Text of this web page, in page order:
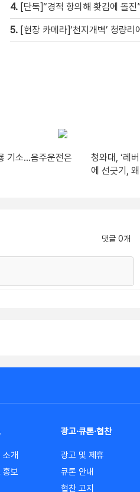
4. [단독]“경적 항의해 홧김에 돌진
5. [현장 카메라]‘천지개벽’ 청량리에…
기소…음주운전은
청와대, ‘레
에 선긋기,
댓글 0개
개
보
광고·큐톤·협찬
광고 및 제휴
큐톤 안내
협찬 고지